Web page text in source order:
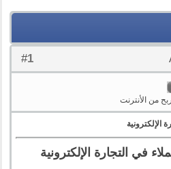
#
1
من الأنترنت
الإلكترونية
في التجارة الإلكترونية